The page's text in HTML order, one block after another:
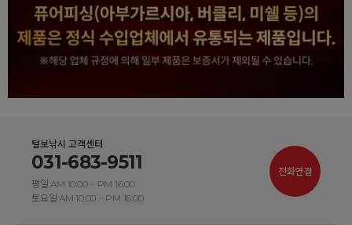
털보낚시 고객센터
031-683-9511
평일 AM 10:00 ~ PM 16:00
토요일 AM 10:00 ~ PM 16:00
전화연결